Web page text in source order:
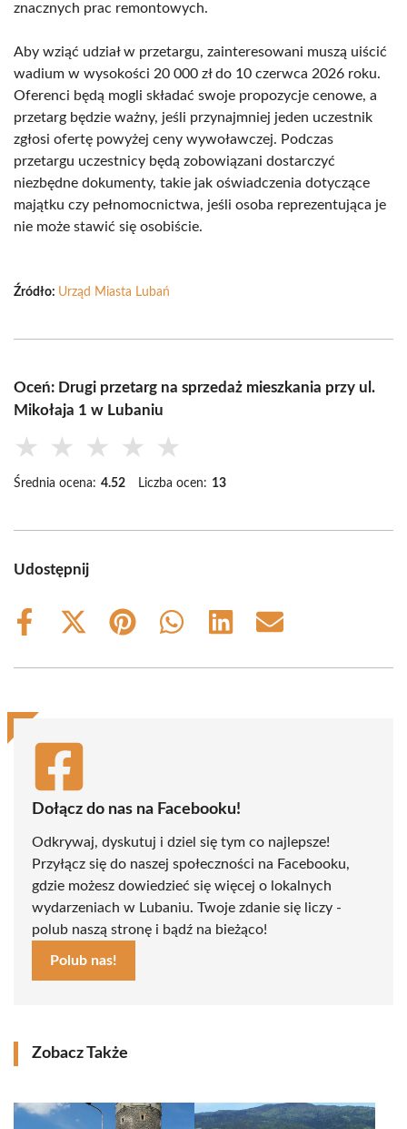
znacznych prac remontowych.
Aby wziąć udział w przetargu, zainteresowani muszą uiścić
wadium w wysokości 20 000 zł do 10 czerwca 2026 roku.
Oferenci będą mogli składać swoje propozycje cenowe, a
przetarg będzie ważny, jeśli przynajmniej jeden uczestnik
zgłosi ofertę powyżej ceny wywoławczej. Podczas
przetargu uczestnicy będą zobowiązani dostarczyć
niezbędne dokumenty, takie jak oświadczenia dotyczące
majątku czy pełnomocnictwa, jeśli osoba reprezentująca je
nie może stawić się osobiście.
Źródło: Urząd Miasta Lubań
Oceń: Drugi przetarg na sprzedaż mieszkania przy ul.
Mikołaja 1 w Lubaniu
★ ★ ★ ★ ★
Średnia ocena: 4.52 Liczba ocen: 13
Udostępnij
Share
Share
(Twitter)
Share
Share
Share
Share
Dołącz do nas na Facebooku!
Odkrywaj, dyskutuj i dziel się tym co najlepsze!
Przyłącz się do naszej społeczności na Facebooku,
gdzie możesz dowiedzieć się więcej o lokalnych
wydarzeniach w Lubaniu. Twoje zdanie się liczy -
polub naszą stronę i bądź na bieżąco!
Polub nas!
Zobacz Także